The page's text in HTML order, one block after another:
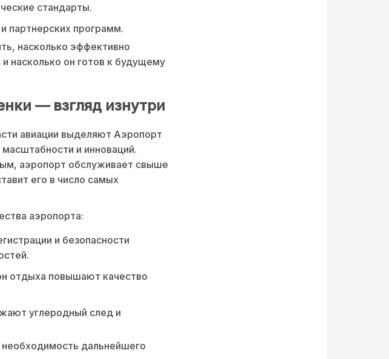
стандарты.
партнерских программ.
насколько эффективно
насколько он готов к будущему
— взгляд изнутри
авиации выделяют Аэропорт
и инноваций.
аэропорт обслуживает свыше
его в число самых
аэропорта:
и безопасности
отдыха повышают качество
углеродный след и
дальнейшего